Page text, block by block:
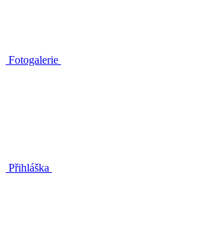
Fotogalerie
Přihláška